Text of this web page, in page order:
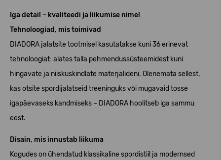
Iga detail – kvaliteedi ja liikumise nimel
Tehnoloogiad, mis toimivad
DIADORA jalatsite tootmisel kasutatakse kuni 36 erinevat
tehnoloogiat: alates talla pehmendussüsteemidest kuni
hingavate ja niiskuskindlate materjalideni. Olenemata sellest,
kas otsite spordijalatseid treeninguks või mugavaid tosse
igapäevaseks kandmiseks – DIADORA hoolitseb iga sammu
eest.
Disain, mis innustab liikuma
Kogudes on ühendatud klassikaline spordistiil ja modernsed